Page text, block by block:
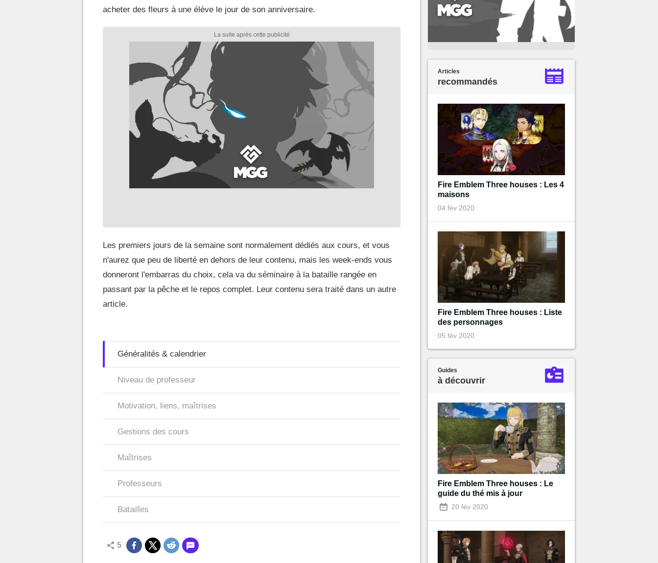
acheter des fleurs à une élève le jour de son anniversaire.
Les premiers jours de la semaine sont normalement dédiés aux cours, et vous
n'aurez que peu de liberté en dehors de leur contenu, mais les week-ends vous
donneront l'embarras du choix, cela va du séminaire à la bataille rangée en
passant par la pêche et le repos complet. Leur contenu sera traité dans un autre
article.
Généralités & calendrier
Niveau de professeur
Motivation, liens, maîtrises
Gestions des cours
Maîtrises
Professeurs
Batailles
5
Articles
recommandés
Fire Emblem Three houses : Les 4
maisons
04 fév 2020
Fire Emblem Three houses : Liste
des personnages
05 fév 2020
Guides
à découvrir
Fire Emblem Three houses : Le
guide du thé mis à jour
20 fév 2020